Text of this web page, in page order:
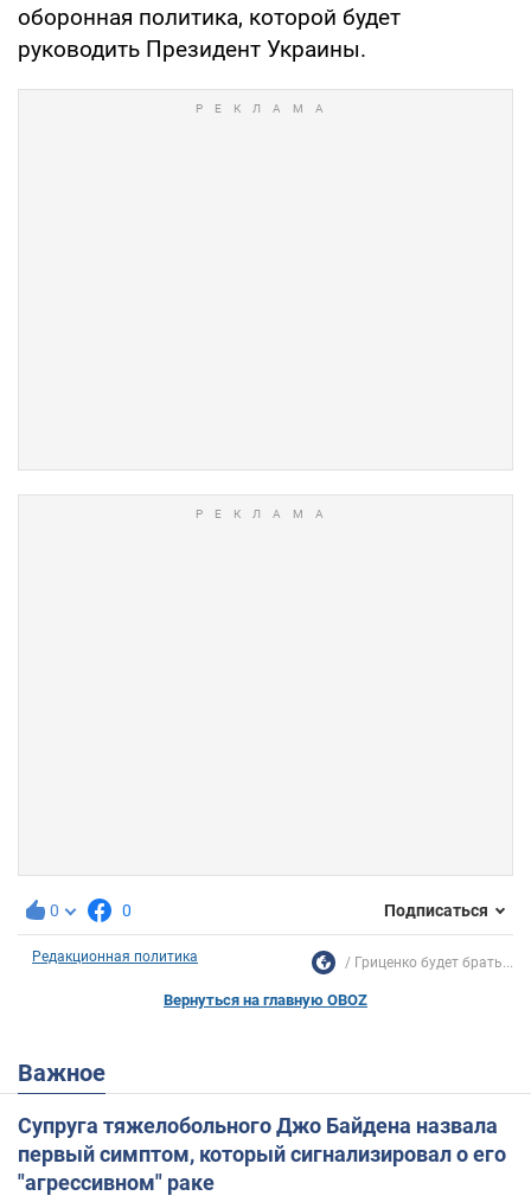
оборонная политика, которой будет
руководить Президент Украины.
0 0 Подписаться
Редакционная политика Гриценко будет брать...
Вернуться на главную OBOZ
Важное
Супруга тяжелобольного Джо Байдена назвала
первый симптом, который сигнализировал о его
"агрессивном" раке